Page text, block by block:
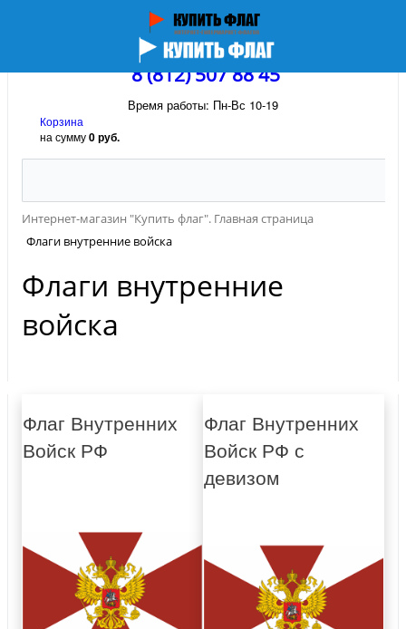
8 (812) 507 88 45
Время работы: Пн-Вс 10-19
Корзина
на сумму0 руб.
Интернет-магазин "Купить флаг". Главная страница
Флаги внутренние войска
Флаги внутренние
войска
Флаг Внутренних
Войск РФ
Флаг Внутренних
Войск РФ с
девизом